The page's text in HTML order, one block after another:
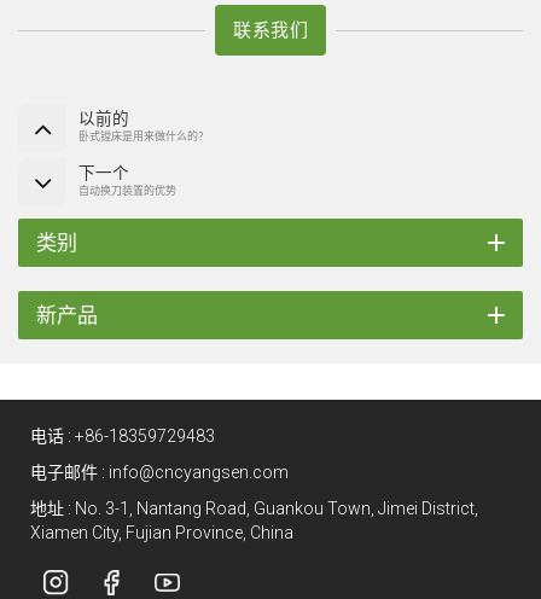
联系我们
以前的
卧式镗床是用来做什么的？
下一个
自动换刀装置的优势
类别
新产品
电话 : +86-18359729483
电子邮件 : info@cncyangsen.com
地址 : No. 3-1, Nantang Road, Guankou Town, Jimei District,
Xiamen City, Fujian Province, China